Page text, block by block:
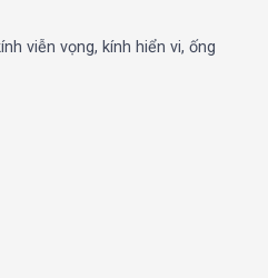
viễn vọng, kính hiển vi, ống